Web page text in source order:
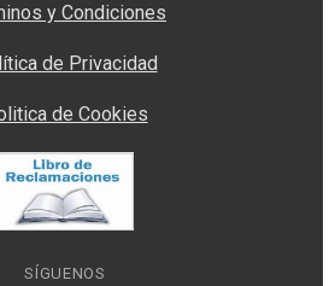
y Condiciones
de Privacidad
de Cookies
SÍGUENOS